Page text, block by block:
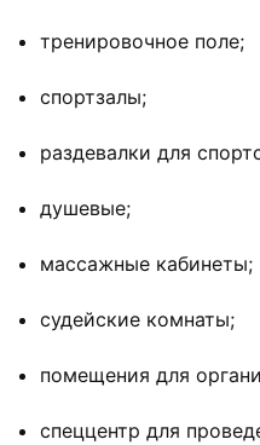
тренировочное поле;
спортзалы;
раздевалки для
душевые;
массажные кабинеты;
судейские комнаты;
помещения для
спеццентр для